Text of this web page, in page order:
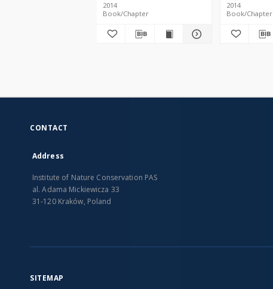
2014
Book/Chapter
2014
Book/Chapter
CONTACT
Address
Institute of Nature Conservation PAS
al. Adama Mickiewicza 33
31-120 Kraków, Poland
SITEMAP